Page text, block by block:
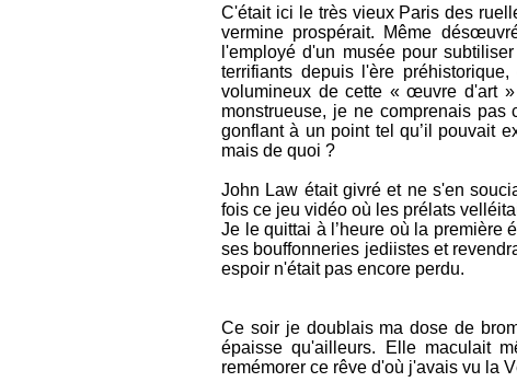
C'était ici le très vieux Paris des
vermine prospérait. Même
l'employé d'un musée pour
terrifiants depuis l'ère
volumineux de cette « œuvre d'art
monstrueuse, je ne comprenais pas
gonflant à un point tel qu’il pouvait
mais de quoi ?
John Law était givré et ne s'en
fois ce jeu vidéo où les prélats
Je le quittai à l’heure où la première
ses bouffonneries jediistes et
espoir n'était pas encore perdu.
Ce soir je doublais ma dose de
épaisse qu'ailleurs. Elle maculait
remémorer ce rêve d'où j'avais vu la